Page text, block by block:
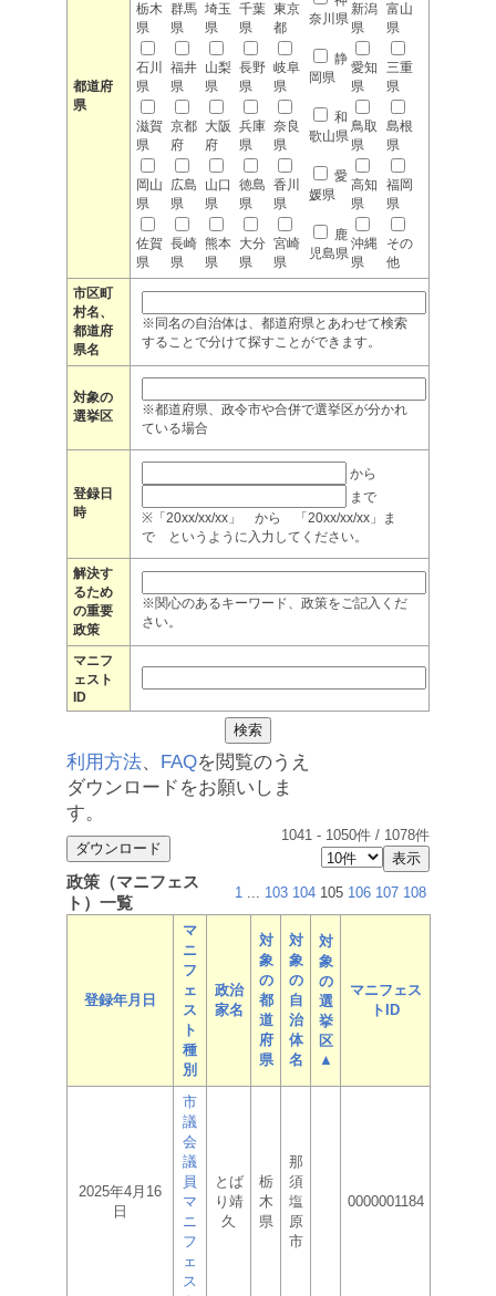
都道府
県
栃木
県
群馬
県
埼玉
県
千葉
県
東京
都
奈川県
新潟
県
富山
県
石川
県
福井
県
山梨
県
長野
県
岐阜
県
静
岡県
愛知
県
三重
県
滋賀
県
京都
府
大阪
府
兵庫
県
奈良
県
和
歌山県
鳥取
県
島根
県
岡山
県
広島
県
山口
県
徳島
県
香川
県
愛
媛県
高知
県
福岡
県
佐賀
県
長崎
県
熊本
県
大分
県
宮崎
県
鹿
児島県
沖縄
県
その
他
市区町
村名、
都道府
県名
※同名の自治体は、都道府県とあわせて検索
することで分けて探すことができます。
対象の
選挙区
※都道府県、政令市や合併で選挙区が分かれ
ている場合
登録日
時
から
まで
※「20xx/xx/xx」 から 「20xx/xx/xx」ま
で というように入力してください。
解決す
るため
の重要
政策
※関心のあるキーワード、政策をご記入くだ
さい。
マニフ
ェスト
ID
利用方法、 FAQを閲覧のうえ
ダウンロードをお願いしま
す。
1041 - 1050件 / 1078件
政策（マニフェス
ト）一覧
1 ... 103 104 105 106 107 108
登録年月日
マ
ニ
フ
ェ
ス
ト
種
別
政治
家名
対
象
の
都
道
府
県
対
象
の
自
治
体
名
対
象
の
選
挙
区
▲
マニフェス
トID
2025年4月16
日
市
議
会
議
員
マ
ニ
フ
ェ
ス
とば
り靖
久
栃
木
県
那
須
塩
原
市
0000001184